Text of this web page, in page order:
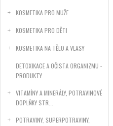
KOSMETIKA PRO MUŽE
KOSMETIKA PRO DĚTI
KOSMETIKA NA TĚLO A VLASY
DETOXIKACE A OČISTA ORGANIZMU -
PRODUKTY
VITAMÍNY A MINERÁLY, POTRAVINOVÉ
DOPLŇKY STR...
POTRAVINY, SUPERPOTRAVINY,